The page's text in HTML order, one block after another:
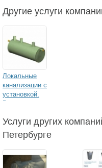
Другие услуги
Локальные
канализации с
установкой.
Выгодные цены
Услуги других
Петербурге